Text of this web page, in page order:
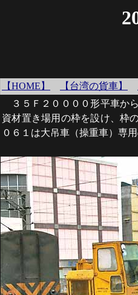
【HOME】 【台湾の貨車】
３５Ｆ２００００形平車か
資材置き場用の枠を設け、枠
０６１は大吊車（操重車）専用